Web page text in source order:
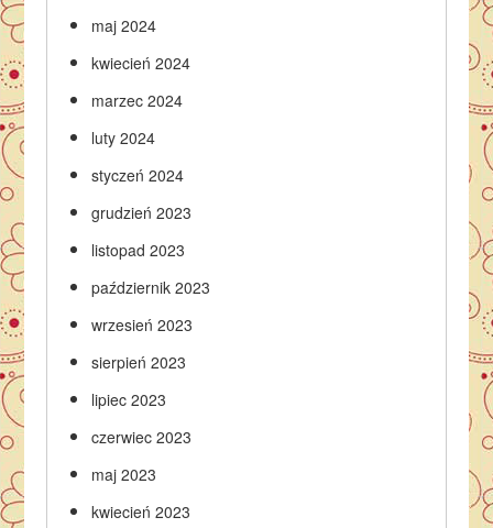
maj 2024
kwiecień 2024
marzec 2024
luty 2024
styczeń 2024
grudzień 2023
listopad 2023
październik 2023
wrzesień 2023
sierpień 2023
lipiec 2023
czerwiec 2023
maj 2023
kwiecień 2023